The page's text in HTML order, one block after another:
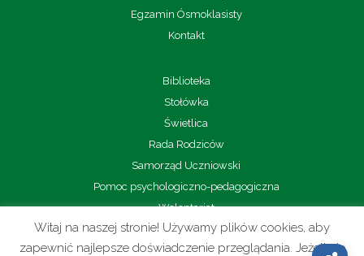
Egzamin Ósmoklasisty
Kontakt
Biblioteka
Stołówka
Świetlica
Rada Rodziców
Samorząd Uczniowski
Pomoc psychologiczno-pedagogiczna
Wolontariat
Sport
Witaj na naszej stronie! Używamy plików cookies, aby
zapewnić najlepsze doświadczenie przeglądania. Jeżeli nie